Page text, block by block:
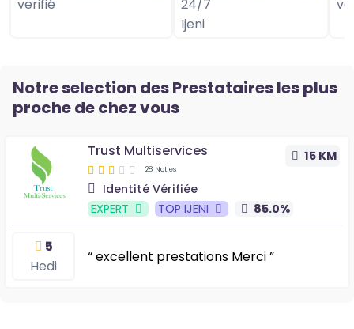
Notre selection des Prestataires les plus
proche de chez vous
15 KM
Trust Multiservices
28 Notes
Identité Vérifiée
EXPERT
TOP IJENI 85.0%
5
Hedi
“ excellent prestations Merci ”